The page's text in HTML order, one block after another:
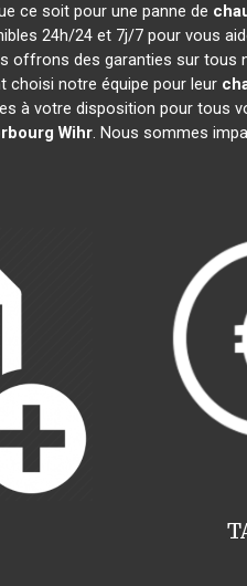
ce soit pour une panne de
24h/24 et 7j/7 pour vous
offrons des garanties sur tous
choisi notre équipe pour leur
à votre disposition pour tous
Wihr. Nous sommes